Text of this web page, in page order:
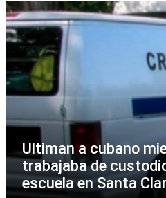
Ultiman a cubano
trabajaba de
escuela en Santa